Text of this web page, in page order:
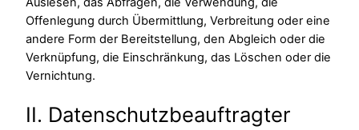
Offenlegung durch Übermittlung, Verbreitung oder eine
andere Form der Bereitstellung, den Abgleich oder die
Verknüpfung, die Einschränkung, das Löschen oder die
Vernichtung.
II. Datenschutzbeauftragter